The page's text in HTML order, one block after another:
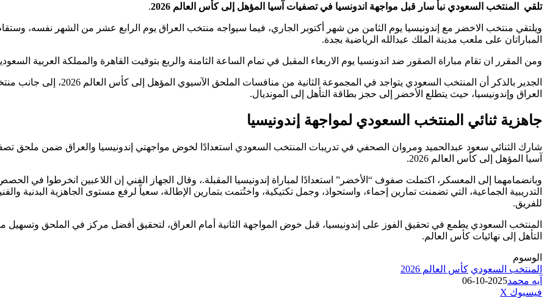
تلقي المنتخب السعودي نبأ سار قبل مواجهة اندونسيا في تصفيات آسيا المؤهل إلى كأس العالم 2026 .
ويلتقي منتخب الاخضر مع إندونيسيا يوم الثامن من شهر أكتوبر الجاري، فيما سيواجه منتخب العراق يوم الرابع عشر من الشهر نفسه،
المباراتان على ملعب مدينة الملك عبدالله الرياضية بجدة.
ومن المقرر ان تقام مباراة الصقور ضد اندونسيا يوم الاربعاء المقبل في تمام الساعة الثامنة والربع بتوقيت القاهرة والمملكة العربية
الجدير بالذكر أن المنتخب السعودي يتواجد في المجموعة الثانية من منافسات الملحق الآسيوي المؤهل إلى كأس
العراق وإندونيسيا، حيث يتطلع الأخضر إلى حجز بطاقة التأهل إلى المونديال.
جاهزية ثنائي المنتخب السعودي لمواجهة إندونيسيا
شارك الثنائي سعود عبدالحميد ومروان الصحفي في تدريبات المنتخب السعودي استعدادًا لخوض مواجهتي إندونيسيا والعراق ضمن ملحق
آسيا المؤهل إلى كأس العالم 2026.
وبانضمامهما إلى المعسكر، اكتملت صفوف “الأخضر” استعدادًا لمباراة إندونيسيا المقبلة.، وقال الجهاز الفني إن اللاعبين انخرطوا في
التدريبية الجماعية، التي تضمنت تمارين إحماء، واستحواذ، وجمل تكتيكية، واختُتمت بتمارين الإطالة، سعياً لرفع مستوى الجاهزية البدنية
للفريق.
المنتخب السعودي يطمع في تحقيق الفوز على إندونيسيا، قبل خوض المواجهة الثانية أمام العراق، لتحقيق أفضل مركز في الملحق وتسهيل
التأهل إلى نهائيات كأس العالم.
الوسوم
المنتخب السعودي كأس العالم 2026
آيه محمد2025-10-06
فيسبوك ‫X